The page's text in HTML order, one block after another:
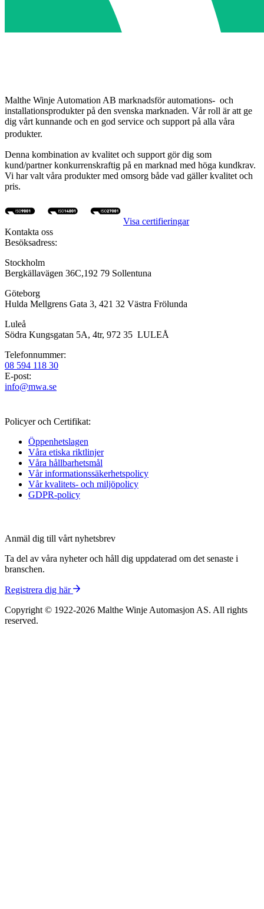
Malthe Winje Automation AB marknadsför automations- och
installationsprodukter på den svenska marknaden. Vår roll är att ge
dig vårt kunnande och en god service och support på alla våra
produkter.
Denna kombination av kvalitet och support gör dig som
kund/partner konkurrenskraftig på en marknad med höga kundkrav.
Vi har valt våra produkter med omsorg både vad gäller kvalitet och
pris.
Visa certifieringar
Kontakta oss
Besöksadress:
Stockholm
Bergkällavägen 36C,192 79 Sollentuna
Göteborg
Hulda Mellgrens Gata 3, 421 32 Västra Frölunda
Luleå
Södra Kungsgatan 5A, 4tr, 972 35 LULEÅ
Telefonnummer:
08 594 118 30
E-post:
info@mwa.se
Policyer och Certifikat:
Öppenhetslagen
Våra etiska riktlinjer
Våra hållbarhetsmål
Vår informations­säkerhetspolicy
Vår kvalitets- och miljöpolicy
GDPR-policy
Anmäl dig till vårt nyhetsbrev
Ta del av våra nyheter och håll dig uppdaterad om det senaste i
branschen.
Registrera dig här
Copyright © 1922-2026 Malthe Winje Automasjon AS. All rights
reserved.